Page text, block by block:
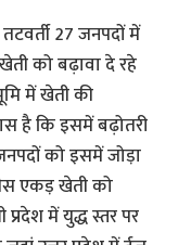
27 जनपदों में
को बढ़ावा दे रहे
में खेती की
है कि इसमें बढ़ोतरी
को इसमें जोड़ा
एकड़ खेती को
में युद्ध स्तर पर